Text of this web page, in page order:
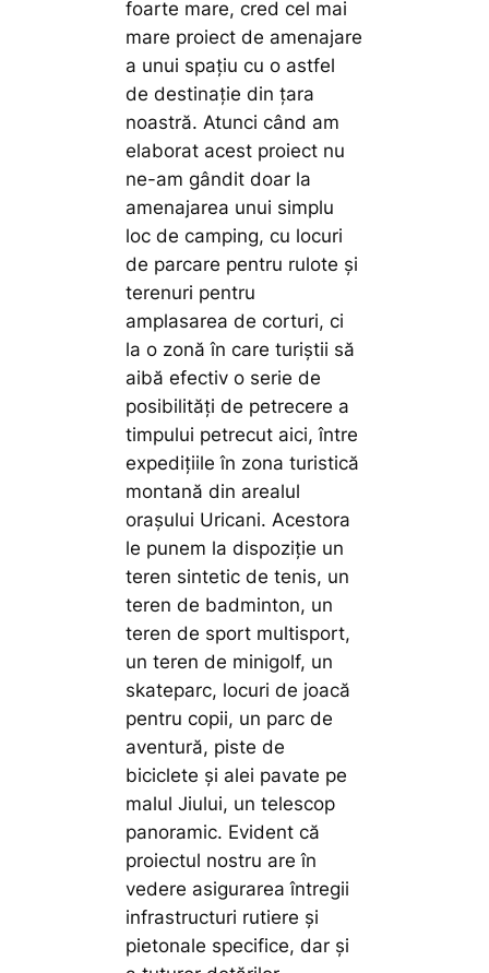
foarte mare, cred cel mai
mare proiect de amenajare
a unui spațiu cu o astfel
de destinație din țara
noastră. Atunci când am
elaborat acest proiect nu
ne-am gândit doar la
amenajarea unui simplu
loc de camping, cu locuri
de parcare pentru rulote și
terenuri pentru
amplasarea de corturi, ci
la o zonă în care turiștii să
aibă efectiv o serie de
posibilități de petrecere a
timpului petrecut aici, între
expedițiile în zona turistică
montană din arealul
orașului Uricani. Acestora
le punem la dispoziție un
teren sintetic de tenis, un
teren de badminton, un
teren de sport multisport,
un teren de minigolf, un
skateparc, locuri de joacă
pentru copii, un parc de
aventură, piste de
biciclete și alei pavate pe
malul Jiului, un telescop
panoramic. Evident că
proiectul nostru are în
vedere asigurarea întregii
infrastructuri rutiere și
pietonale specifice, dar și